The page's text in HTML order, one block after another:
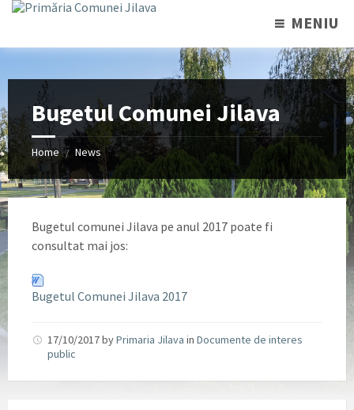
MENIU
Bugetul Comunei Jilava
Home / News
Bugetul comunei Jilava pe anul 2017 poate fi
consultat mai jos:
Bugetul Comunei Jilava 2017
17/10/2017byPrimaria Jilava in Documente de interes
public